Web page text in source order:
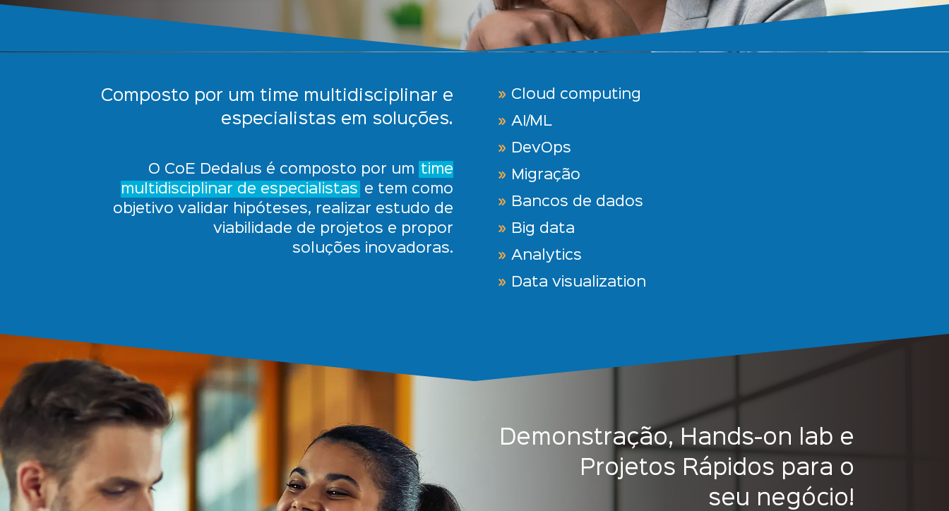
Composto por um time multidisciplinar e
especialistas em soluções.
O CoE Dedalus é composto por um time
multidisciplinar de especialistas e tem como
objetivo validar hipóteses, realizar estudo de
viabilidade de projetos e propor
soluções inovadoras.
Cloud computing
AI/ML
DevOps
Migração
Bancos de dados
Big data
Analytics
Data visualization
Demonstração, Hands-on lab e
Projetos Rápidos para o
seu negócio!